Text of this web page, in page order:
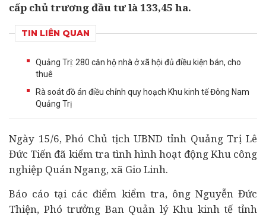
cấp chủ trương đầu tư là 133,45 ha.
TIN LIÊN QUAN
Quảng Trị: 280 căn hộ nhà ở xã hội đủ điều kiện bán, cho
thuê
Rà soát đồ án điều chỉnh quy hoạch Khu kinh tế Đông Nam
Quảng Trị
Ngày 15/6, Phó Chủ tịch UBND tỉnh Quảng Trị Lê
Đức Tiến đã kiểm tra tình hình hoạt động Khu công
nghiệp Quán Ngang, xã Gio Linh.
Báo cáo tại các điểm kiểm tra, ông Nguyễn Đức
Thiện, Phó trưởng Ban Quản lý Khu kinh tế tỉnh